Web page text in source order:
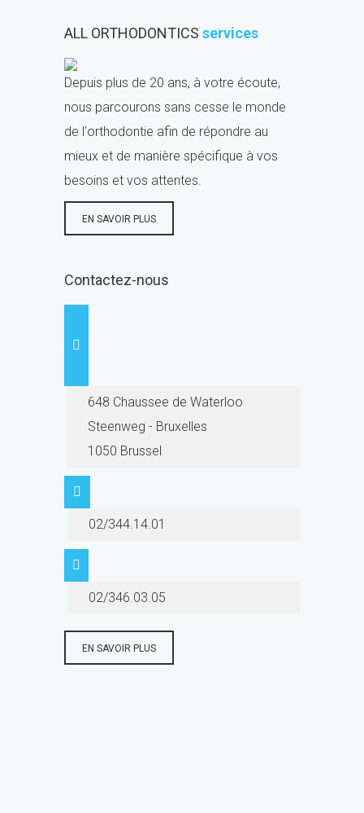
ALL ORTHODONTICS services
Depuis plus de 20 ans, à votre écoute,
nous parcourons sans cesse le monde
de l'orthodontie afin de répondre au
mieux et de manière spécifique à vos
besoins et vos attentes.
EN SAVOIR PLUS
Contactez-nous
648 Chaussee de Waterloo
Steenweg - Bruxelles
1050 Brussel
02/344.14.01
02/346.03.05
EN SAVOIR PLUS